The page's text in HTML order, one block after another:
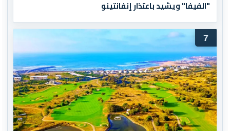
"الفيفا" ويشيد باعتذار إنفانتينو
7